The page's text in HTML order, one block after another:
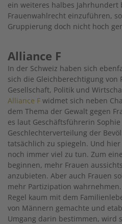
ein weiteres halbes Jahrhundert
Frauenwahlrecht einzuführen,
Gruppierung doch nicht hoch
Alliance F
In der Schweiz haben sich
sich die Gleichberechtigung
Gesellschaft, Politik und
Alliance F widmet sich neben
dem Thema der Gewalt gegen
es laut Geschäftsführerin
Geschlechterverteilung der
tatsächlich zu spiegeln. Und
noch immer viel zu tun. Zum
beginnen, mehr Frauen
anzubieten. Aber auch Frauen
mehr Partizipation
Regel kaum mit dem
von Männern gemachte und
Umgang darin bestimmen, wird